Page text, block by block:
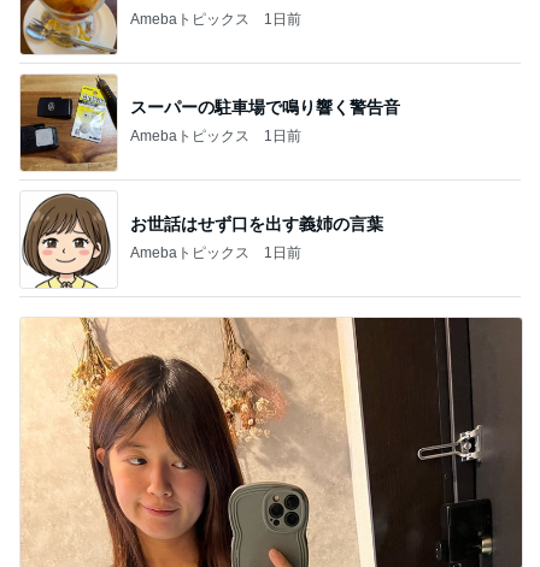
Amebaトピックス 1日前
スーパーの駐車場で鳴り響く警告音
Amebaトピックス 1日前
お世話はせず口を出す義姉の言葉
Amebaトピックス 1日前